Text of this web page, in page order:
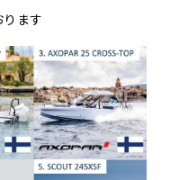
ます